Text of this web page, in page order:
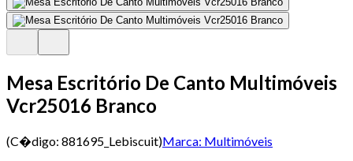
Mesa Escritório De Canto Multimóveis
Vcr25016 Branco
(C�digo: 881695_Lebiscuit)Marca: Multimóveis